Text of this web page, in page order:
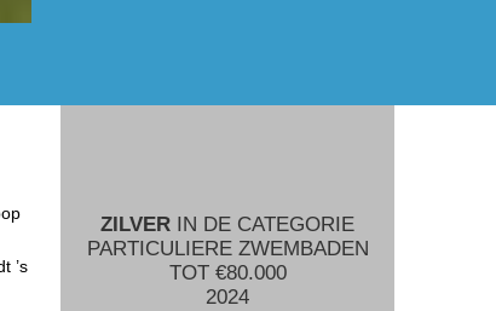
’s
ZILVER IN DE CATEGORIE
PARTICULIERE ZWEMBADEN
TOT €80.000
2024